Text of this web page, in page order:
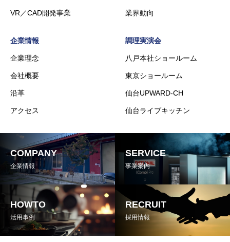
VR／CAD開発事業 業界動向
企業情報
企業理念
会社概要
沿革
アクセス
調理実演会
八戸本社ショールーム
東京ショールーム
仙台UPWARD-CH
仙台ライブキッチン
COMPANY
企業情報
SERVICE
事業案内
HOWTO
活用事例
RECRUIT
採用情報